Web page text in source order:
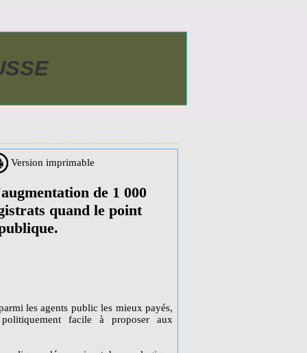
Version imprimable
de 1 000
quand le point
les agents public les mieux payés,
facile à proposer aux